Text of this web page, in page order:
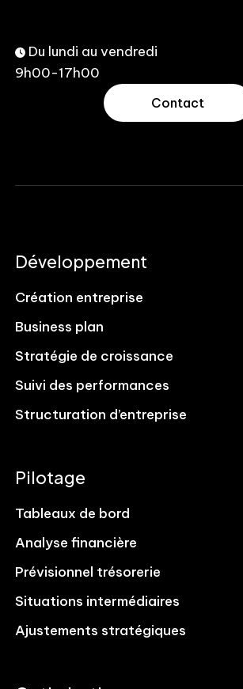
Du lundi au vendredi
9h00-17h00
Contact
Développement
Création entreprise
Business plan
Stratégie de croissance
Suivi des performances
Structuration d’entreprise
Pilotage
Tableaux de bord
Analyse financière
Prévisionnel trésorerie
Situations intermédiaires
Ajustements stratégiques